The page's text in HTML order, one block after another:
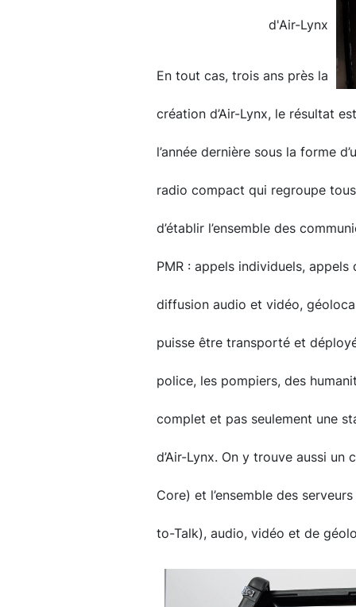
d'Air-Lynx
En tout cas, trois ans près la
création d’Air-Lynx, le résultat
l’année dernière sous la forme
radio compact qui regroupe
d’établir l’ensemble des
PMR : appels individuels,
diffusion audio et vidéo,
puisse être transporté et
police, les pompiers, des
complet et pas seulement une
d’Air-Lynx. On y trouve aussi
Core) et l’ensemble des
to-Talk), audio, vidéo et de